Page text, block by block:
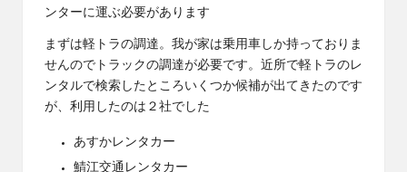
ンターに運ぶ必要があります
まずは軽トラの調達。我が家は乗用車しか持っておりま
せんのでトラックの調達が必要です。近所で軽トラのレ
ンタルで検索したところいくつか候補が出てきたのです
が、利用したのは２社でした
あすかレンタカー
鯖江交通レンタカー